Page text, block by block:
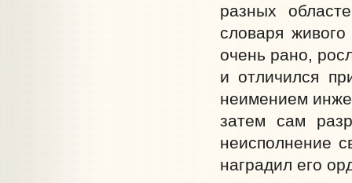
разных
словаря
очень рано,
и отличился
неимением
затем сам
неисполнение
наградил его